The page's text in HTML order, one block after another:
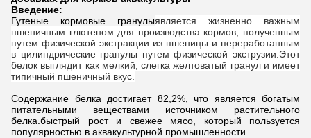
Введение:
Гутеные кормовые гранулыявляется жизненно важным
пшеничным глютеном для производства кормов, полученным
путем физической экстракции из пшеницы и переработанным
в цилиндрические гранулы путем физической экструзии.Этот
белок выглядит как мелкий, слегка желтоватый гранул и имеет
типичный пшеничный вкус.
Содержание белка достигает 82,2%, что является богатым
питательными веществами источником растительного
белка.быстрый рост и свежее мясо, который пользуется
популярностью в аквакультурной промышленности.